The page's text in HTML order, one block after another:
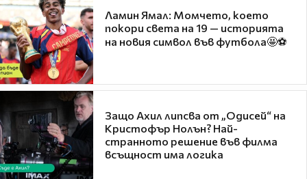
Ламин Ямал: Момчето, което
покори света на 19 — историята
на новия символ във футбола🤩⚽
Защо Ахил липсва от „Одисей“ на
Кристофър Нолън? Най-
странното решение във филма
всъщност има логика